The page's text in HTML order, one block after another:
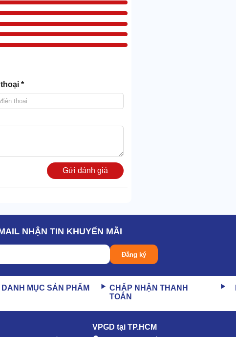
ấn tượng.
*
Gửi đánh giá
NHẬN TIN KHUYẾN MÃI
Đăng ký
DANH MỤC SẢN PHẨM
CHẤP NHẬN THANH
TOÁN
VPGD tại TP.HCM